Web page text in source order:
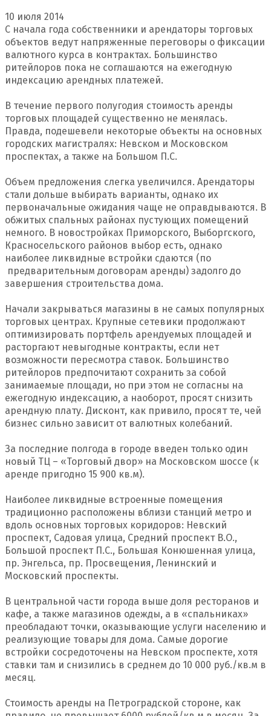
10 июля 2014
С начала года собственники и арендаторы торговых
объектов ведут напряженные переговоры о фиксации
валютного курса в контрактах. Большинство
ритейлоров пока не соглашаются на ежегодную
индексацию арендных платежей.
В течение первого полугодия стоимость аренды
торговых площадей существенно не менялась.
Правда, подешевели некоторые объекты на основных
городских магистралях: Невском и Московском
проспектах, а также на Большом П.С.
Объем предложения слегка увеличился. Арендаторы
стали дольше выбирать варианты, однако их
первоначальные ожидания чаще не оправдываются. В
обжитых спальных районах пустующих помещений
немного. В новостройках Приморского, Выборгского,
Красносельского районов выбор есть, однако
наиболее ликвидные встройки сдаются (по
предварительным договорам аренды) задолго до
завершения строительства дома.
Начали закрываться магазины в не самых популярных
торговых центрах. Крупные сетевики продолжают
оптимизировать портфель арендуемых площадей и
расторгают невыгодные контракты, если нет
возможности пересмотра ставок. Большинство
ритейлоров предпочитают сохранить за собой
занимаемые площади, но при этом не согласны на
ежегодную индексацию, а наоборот, просят снизить
арендную плату. Дисконт, как привило, просят те, чей
бизнес сильно зависит от валютных колебаний.
За последние полгода в городе введен только один
новый ТЦ – «Торговый двор» на Московском шоссе (к
аренде пригодно 15 900 кв.м).
Наиболее ликвидные встроенные помещения
традиционно расположены вблизи станций метро и
вдоль основных торговых коридоров: Невский
проспект, Садовая улица, Средний проспект В.О.,
Большой проспект П.С., Большая Конюшенная улица,
пр. Энгельса, пр. Просвещения, Ленинский и
Московский проспекты.
В центральной части города выше доля ресторанов и
кафе, а также магазинов одежды, а в «спальниках»
преобладают точки, оказывающие услуги населению и
реализующие товары для дома. Самые дорогие
встройки сосредоточены на Невском проспекте, хотя
ставки там и снизились в среднем до 10 000 руб./кв.м в
месяц.
Стоимость аренды на Петроградской стороне, как